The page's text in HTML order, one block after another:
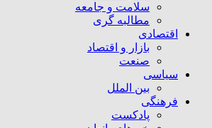
سلامت و جامعه
مطالبه گری
اقتصادی
بازار و اقتصاد
صنعت
سیاسی
بین الملل
فرهنگی
پادکست